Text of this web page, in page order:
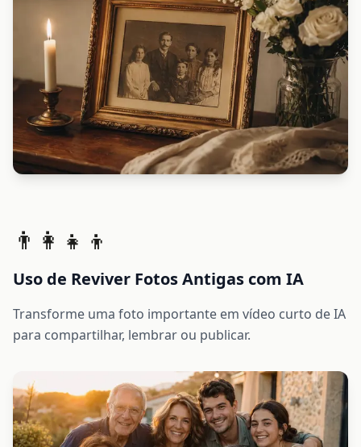
👨‍👩‍👧‍👦
Uso de Reviver Fotos Antigas com IA
Transforme uma foto importante em vídeo curto de IA
para compartilhar, lembrar ou publicar.